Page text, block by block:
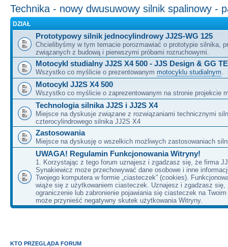
Technika - nowy dwusuwowy silnik spalinowy -
DZIAŁ
Prototypowy silnik jednocylindrowy JJ2S-WG 125
Chcielibyśmy w tym temacie porozmawiać o prototypie silnika,
związanych z budową i pierwszymi próbami rozruchowymi.
Motocykl studialny JJ2S X4 500 - JJS Design & GG
Wszystko co myślicie o prezentowanym motocyklu studialnym.
Motocykl JJ2S X4 500
Wszystko co myślicie o zaprezentowanym na stronie projekcie
Technologia silnika JJ2S i JJ2S X4
Miejsce na dyskusje związane z rozwiązaniami technicznymi
czterocylindrowego silnika JJ2S X4
Zastosowania
Miejsce na dyskusję o wszelkich możliwych zastosowaniach
UWAGA! Regulamin Funkcjonowania Witryny!
1. Korzystając z tego forum uznajesz i zgadzasz się, że firma
Synakiewicz może przechowywać dane osobowe i inne
Twojego komputera w formie „ciasteczek” (cookies).
wiąże się z użytkowaniem ciasteczek. Uznajesz i zgadzasz się,
ograniczenie lub zabronienie pojawiania się ciasteczek na
może przynieść negatywny skutek użytkowania Witryny.
KTO PRZEGLĄDA FORUM